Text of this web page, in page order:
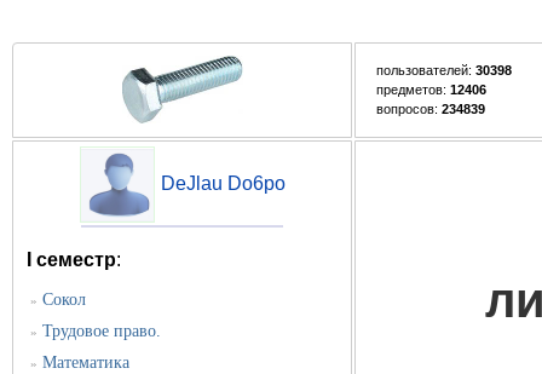
пользователей: 30398
предметов: 12406
вопросов: 234839
DeJlau Do6po
I семестр:
» Сокол
» Трудовое право.
» Математика